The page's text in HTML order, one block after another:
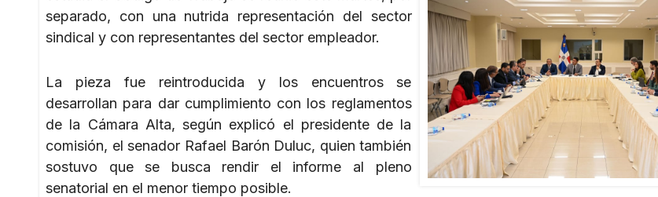
separado, con una nutrida representación del sector
sindical y con representantes del sector empleador.
La pieza fue reintroducida y los encuentros se
desarrollan para dar cumplimiento con los reglamentos
de la Cámara Alta, según explicó el presidente de la
comisión, el senador Rafael Barón Duluc, quien también
sostuvo que se busca rendir el informe al pleno
senatorial en el menor tiempo posible.